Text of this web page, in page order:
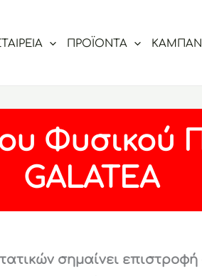
ΠΡΟΪΟΝΤΑ
Φυσικού
GALATEA
σημαίνει